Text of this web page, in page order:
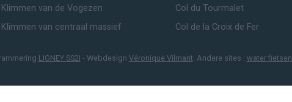
Klimmen van de Vogezen
Klimmen van centraal massief
Col du Tourmalet
Col de la Croix de Fer
LIGNEY SS2I - Webdesign Véronique Vilmant. Andere sites : water fietsen